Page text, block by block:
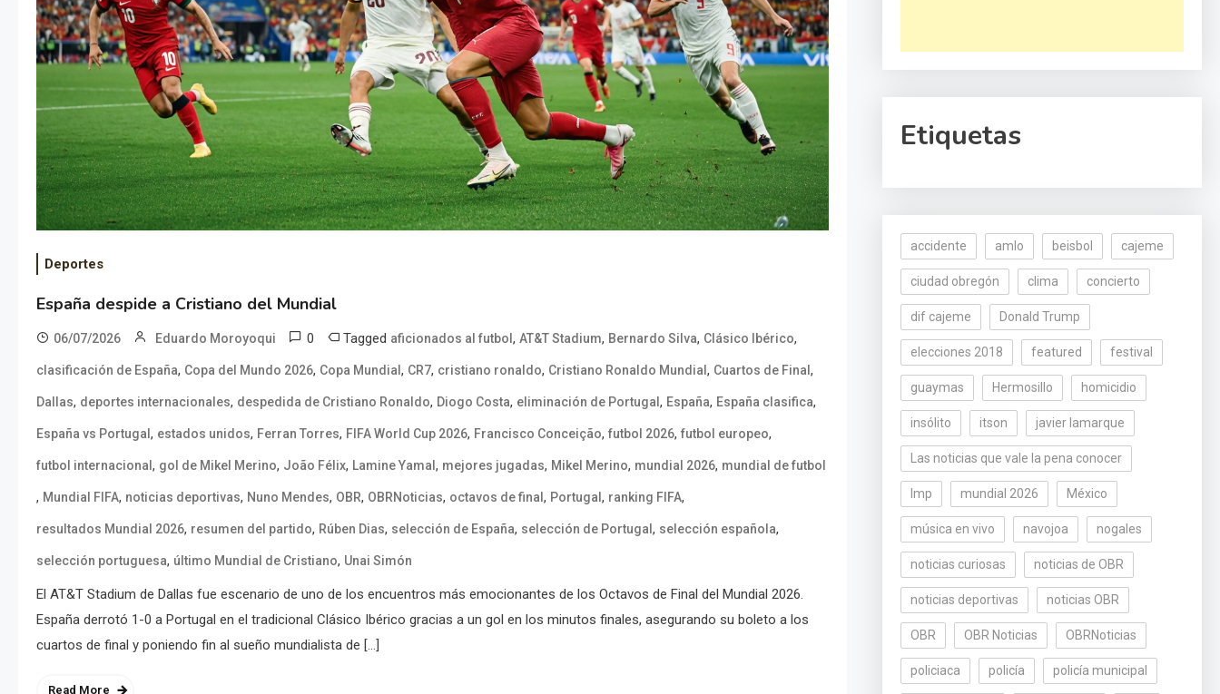
Deportes
España despide a Cristiano del Mundial
06/07/2026 Eduardo Moroyoqui 0 Tagged aficionados al futbol , AT&T Stadium, Bernardo Silva, Clásico Ibérico,
clasificación de España, Copa del Mundo 2026, Copa Mundial , CR7, cristiano ronaldo, Cristiano Ronaldo Mundial , Cuartos de Final ,
Dallas, deportes internacionales, despedida de Cristiano Ronaldo, Diogo Costa, eliminación de Portugal , España, España clasifica,
España vs Portugal , estados unidos, Ferran Torres, FIFA World Cup 2026, Francisco Conceição, futbol 2026, futbol europeo,
futbol internacional , gol de Mikel Merino, João Félix, Lamine Yamal , mejores jugadas, Mikel Merino, mundial 2026, mundial de futbol
, Mundial FIFA, noticias deportivas, Nuno Mendes, OBR, OBRNoticias, octavos de final , Portugal , ranking FIFA,
resultados Mundial 2026, resumen del partido, Rúben Dias, selección de España, selección de Portugal , selección española,
selección portuguesa, último Mundial de Cristiano, Unai Simón
El AT&T Stadium de Dallas fue escenario de uno de los encuentros más emocionantes de los Octavos de Final del Mundial 2026.
España derrotó 1-0 a Portugal en el tradicional Clásico Ibérico gracias a un gol en los minutos finales, asegurando su boleto a los
cuartos de final y poniendo fin al sueño mundialista de […]
Read More
Etiquetas
accidente amlo beisbol cajeme
ciudad obregón clima concierto
dif cajeme Donald Trump
elecciones 2018 featured festival
guaymas Hermosillo homicidio
insólito itson javier lamarque
Las noticias que vale la pena conocer
lmp mundial 2026 México
música en vivo navojoa nogales
noticias curiosas noticias de OBR
noticias deportivas noticias OBR
OBR OBR Noticias OBRNoticias
policiaca policía policía municipal